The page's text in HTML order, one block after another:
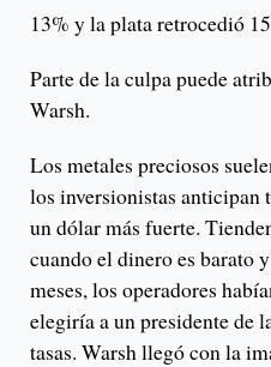
13% y la plata retrocedió
Parte de la culpa puede
Warsh.
Los metales preciosos
los inversionistas anticipan
un dólar más fuerte.
cuando el dinero es barato
meses, los operadores
elegiría a un presidente de
tasas. Warsh llegó con la